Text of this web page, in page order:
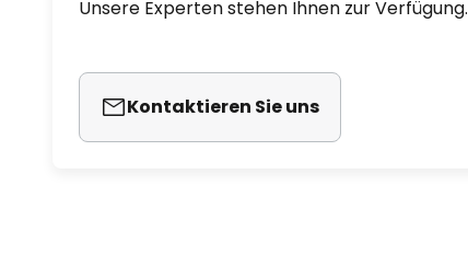
Unsere Experten stehen Ihnen zur Verfügung.
Kontaktieren Sie uns